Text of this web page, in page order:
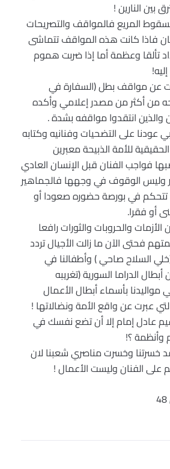
بين النارين !
المريع فالمواقف والتصريحات
فاذا كانت هذه المواقف تتماشى
تألقا وعظمة أما إذا ضربت هموم
مواقف بطل (السفارة في
من أكثر من مصدر إعلامي وأكده
والذين انتقدوا مواقفه بشدة .
على التضحيات وفنانيه وكتابه
للأمة الذبيحة معبرين
فواجب الفنان قبل الإنسان العادي
وليس الوقوف في وجهها فالجماهير
تتحكم في بورصة حضوره صعودا أو
أو فقرا.
والحروبات والثورات رافعا
فحتى الآن ما زالت الأجيال تردد
السلاح صاحي ) وأطفالنا في
الدراما السورية (تغريبه
بأسماء أبطال الأعمال
التي عبرت عن واقع الأمة ونضالاتها !
عادل إمام إلا أن تضع نفسك في
وأنظمة ؟!
خسرتنا وخسرت مناصري شعبنا لان
الفنان وليست الأعمال !